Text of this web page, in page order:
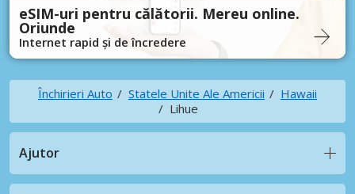
eSIM-uri pentru călătorii. Mereu online.
Oriunde
Internet rapid și de încredere
Închirieri Auto Statele Unite Ale Americii
Hawaii
Lihue
Ajutor